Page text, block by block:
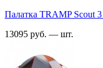
Палатка TRАMP Scout
13095 руб. — шт.